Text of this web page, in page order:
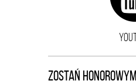
ZOSTAŃ